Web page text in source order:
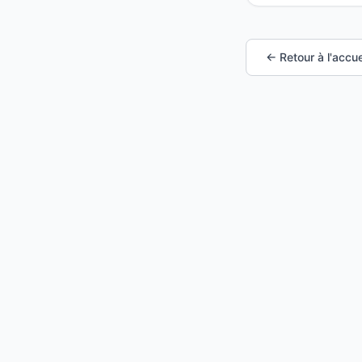
← Retour à